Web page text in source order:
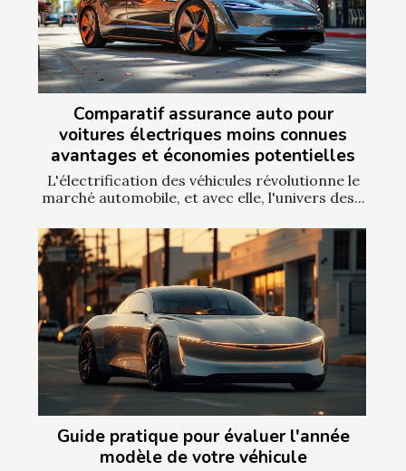
Comparatif assurance auto pour
voitures électriques moins connues
avantages et économies potentielles
L'électrification des véhicules révolutionne le
marché automobile, et avec elle, l'univers des...
Guide pratique pour évaluer l'année
modèle de votre véhicule